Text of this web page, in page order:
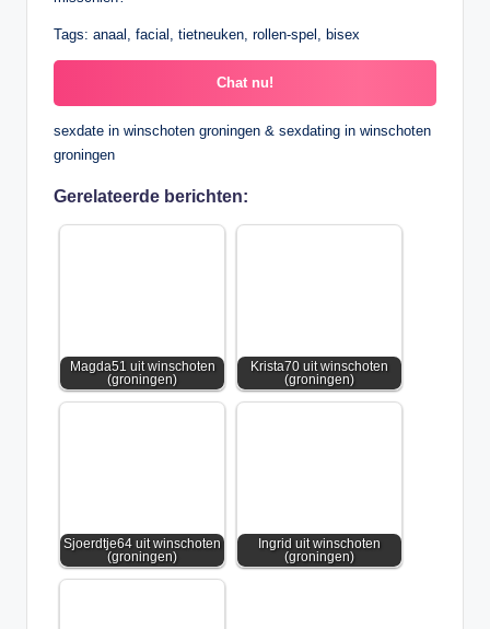
Tags: anaal, facial, tietneuken, rollen-spel, bisex
Chat nu!
sexdate in winschoten groningen & sexdating in winschoten
groningen
Gerelateerde berichten:
Magda51 uit winschoten
(groningen)
Krista70 uit winschoten
(groningen)
Sjoerdtje64 uit winschoten
(groningen)
Ingrid uit winschoten
(groningen)